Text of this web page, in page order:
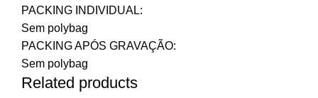
PACKING INDIVIDUAL:
Sem polybag
PACKING APÓS GRAVAÇÃO:
Sem polybag
Related products